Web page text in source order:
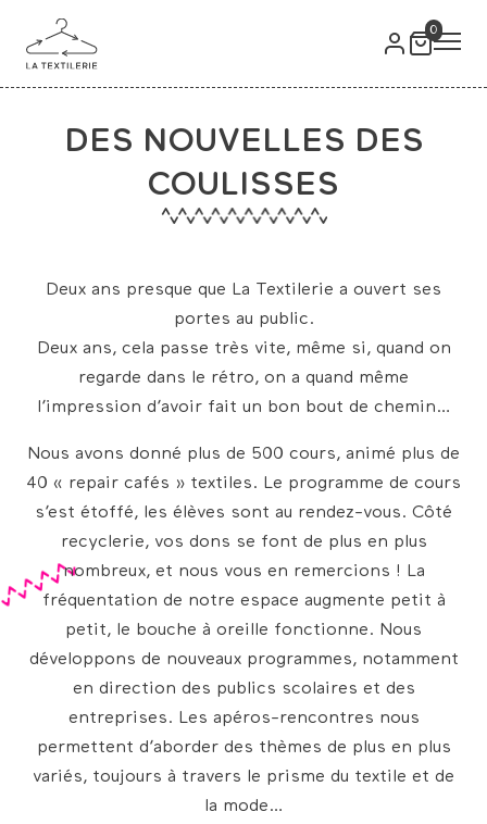
0
DES NOUVELLES DES
COULISSES
Deux ans presque que La Textilerie a ouvert ses
portes au public.
Deux ans, cela passe très vite, même si, quand on
regarde dans le rétro, on a quand même
l’impression d’avoir fait un bon bout de chemin…
Nous avons donné plus de 500 cours, animé plus de
40 « repair cafés » textiles. Le programme de cours
s’est étoffé, les élèves sont au rendez-vous. Côté
recyclerie, vos dons se font de plus en plus
nombreux, et nous vous en remercions ! La
fréquentation de notre espace augmente petit à
petit, le bouche à oreille fonctionne. Nous
développons de nouveaux programmes, notamment
en direction des publics scolaires et des
entreprises. Les apéros-rencontres nous
permettent d’aborder des thèmes de plus en plus
variés, toujours à travers le prisme du textile et de
la mode…